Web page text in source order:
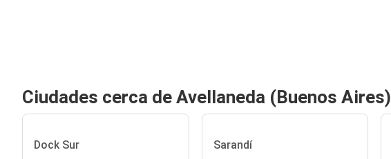
Ciudades cerca de Avellaneda (Buenos Aires)
Dock Sur Sarandí